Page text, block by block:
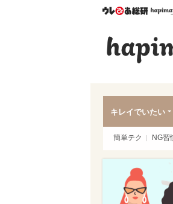
ウレ
キレイでいたい
簡単テク NG習